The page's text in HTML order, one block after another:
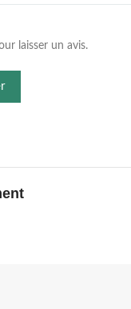
laisser un avis.